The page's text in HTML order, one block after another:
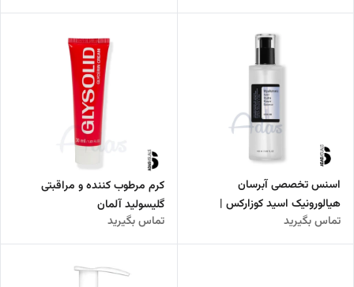
اسنس تخصصی آبرسان
هیالورونیک اسید کوزارکس |
مناسب پوست‌های دهیدراته
تماس بگیرید
کرم مرطوب کننده و مراقبتی
گلیسولید آلمان
تماس بگیرید